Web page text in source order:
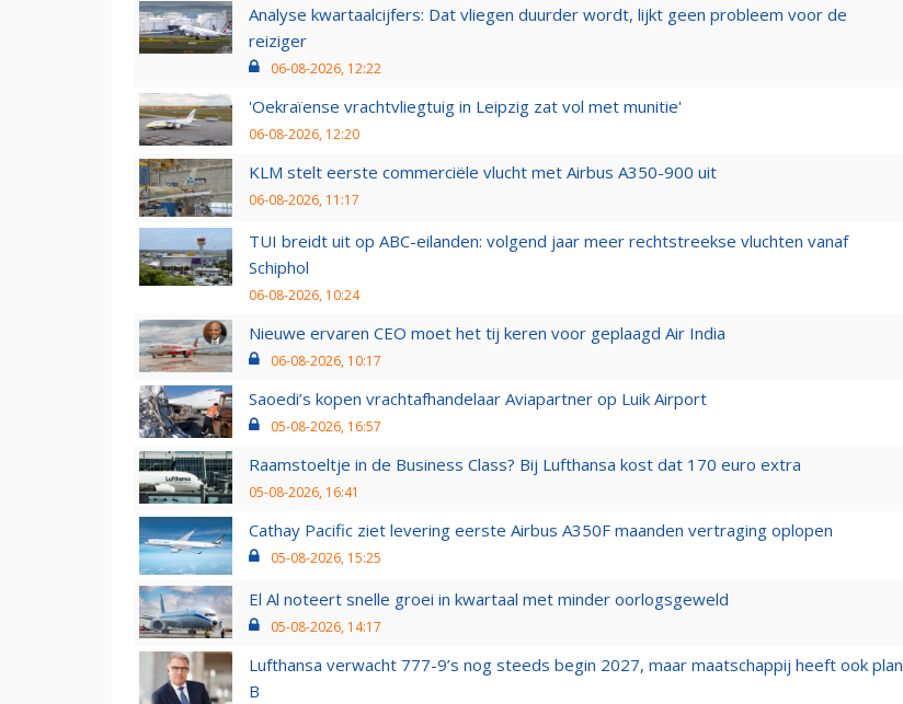
Analyse kwartaalcijfers: Dat vliegen duurder wordt, lijkt geen probleem voor de
reiziger
06-08-2026, 12:22
'Oekraïense vrachtvliegtuig in Leipzig zat vol met munitie'
06-08-2026, 12:20
KLM stelt eerste commerciële vlucht met Airbus A350-900 uit
06-08-2026, 11:17
TUI breidt uit op ABC-eilanden: volgend jaar meer rechtstreekse vluchten vanaf
Schiphol
06-08-2026, 10:24
Nieuwe ervaren CEO moet het tij keren voor geplaagd Air India
06-08-2026, 10:17
Saoedi’s kopen vrachtafhandelaar Aviapartner op Luik Airport
05-08-2026, 16:57
Raamstoeltje in de Business Class? Bij Lufthansa kost dat 170 euro extra
05-08-2026, 16:41
Cathay Pacific ziet levering eerste Airbus A350F maanden vertraging oplopen
05-08-2026, 15:25
El Al noteert snelle groei in kwartaal met minder oorlogsgeweld
05-08-2026, 14:17
Lufthansa verwacht 777-9’s nog steeds begin 2027, maar maatschappij heeft ook plan
B